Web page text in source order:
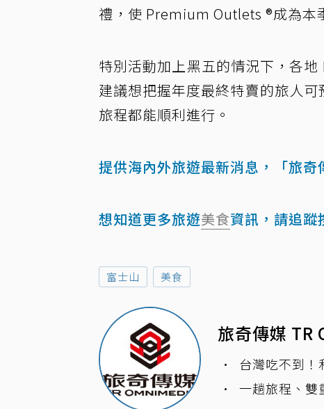
禮，使 Premium Outlets ®成為本
特別活動加上黑五的情況下，各
建議想把握年度最終特賣的旅人
旅程都能順利進行。
提供海內外旅遊最新消息，「旅
想知道更多旅遊美食資訊，請追蹤
富士山 美食
旅奇傳媒
台灣吃不到！
一趟旅程、雙